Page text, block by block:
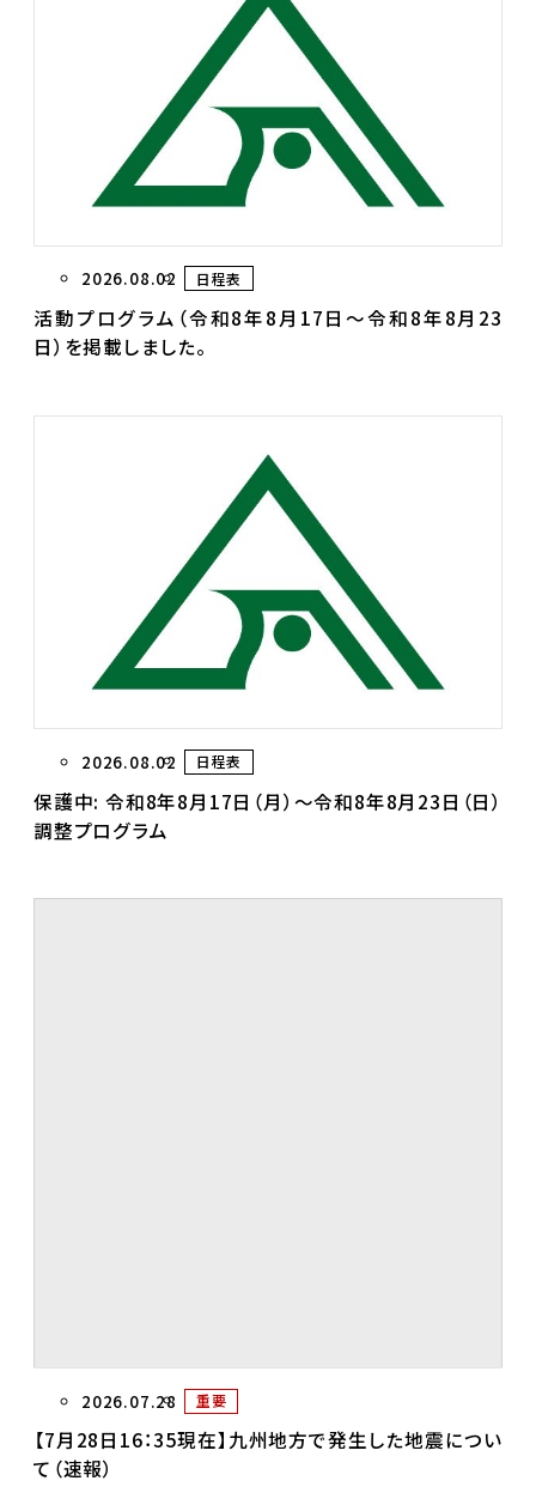
2026.08.02 日程表
活動プログラム（令和8年8月17日～令和8年8月23
日）を掲載しました。
2026.08.02 日程表
保護中: 令和8年8月17日（月）～令和8年8月23日（日）
調整プログラム
2026.07.28 重要
【7月28日16：35現在】九州地方で発生した地震につい
て（速報）